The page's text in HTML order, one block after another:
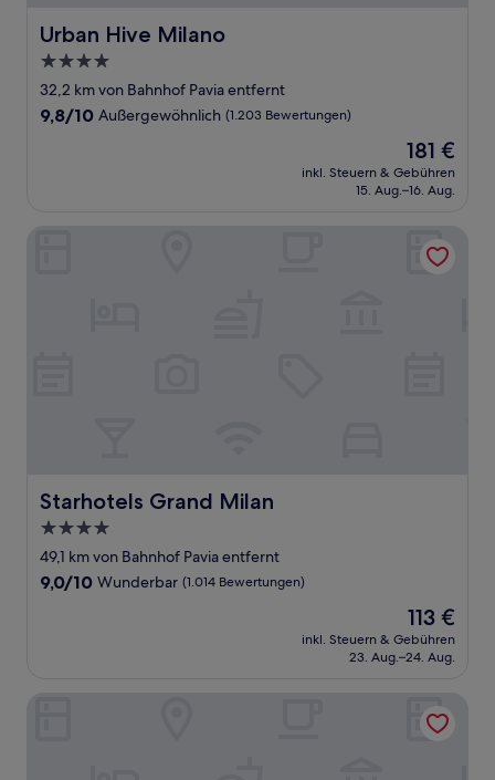
Urban Hive Milano
Urban Hive Milano
4.0-
Sterne-
Unterkunft
32,2 km von Bahnhof Pavia entfernt
9.8
9,8/10 Außergewöhnlich (1.203 Bewertungen)
Der
Preis
beträgt
181 €
inkl. Steuern & Gebühren
15. Aug.–16. Aug.
Starhotels Grand Milan
Starhotels Grand Milan
4.0-
Sterne-
Unterkunft
49,1 km von Bahnhof Pavia entfernt
9.0
9,0/10 Wunderbar (1.014 Bewertungen)
Der
Preis
beträgt
113 €
inkl. Steuern & Gebühren
23. Aug.–24. Aug.
Milano Verticale | UNA Esperienze | Preferred Hotels and